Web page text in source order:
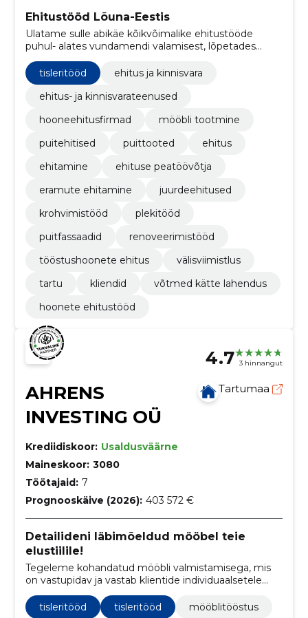
Ehitustööd Lõuna-Eestis
Ulatame sulle abikäe kõikvõimalike ehitustööde
puhul- alates vundamendi valamisest, lõpetades
võtmete üleandmisega. Ehitusele lisaks oleme väga
osavad ka unikaalsete puitlahenduste nagu seda on
uksed, trepid, aknad valmistamisel.
tisleritööd
ehitus ja kinnisvara
ehitus- ja kinnisvarateenused
hooneehitusfirmad
mööbli tootmine
puitehitised
puittooted
ehitus
ehitamine
ehituse peatöövõtja
eramute ehitamine
juurdeehitused
krohvimistööd
plekitööd
puitfassaadid
renoveerimistööd
tööstushoonete ehitus
välisviimistlus
tartu
kliendid
võtmed kätte lahendus
hoonete ehitustööd
4.7 3 hinnangut
AHRENS
INVESTING OÜ
Tartumaa
Krediidiskoor: Usaldusväärne
Maineskoor: 3080
Töötajaid: 7
Prognooskäive (2026): 403 572 €
Detailideni läbimõeldud mööbel teie
elustiilile!
Tegeleme kohandatud mööbli valmistamisega, mis
on vastupidav ja vastab klientide individuaalsetele
tisleritööd
tisleritööd
mööblitööstus